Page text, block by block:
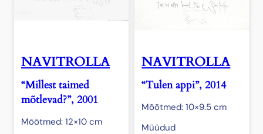
NAVITROLLA
“Millest taimed
mõtlevad?”, 2001
Mõõtmed: 12×10 cm
NAVITROLLA
“Tulen appi”, 2014
Mõõtmed: 10×9.5 cm
Müüdud